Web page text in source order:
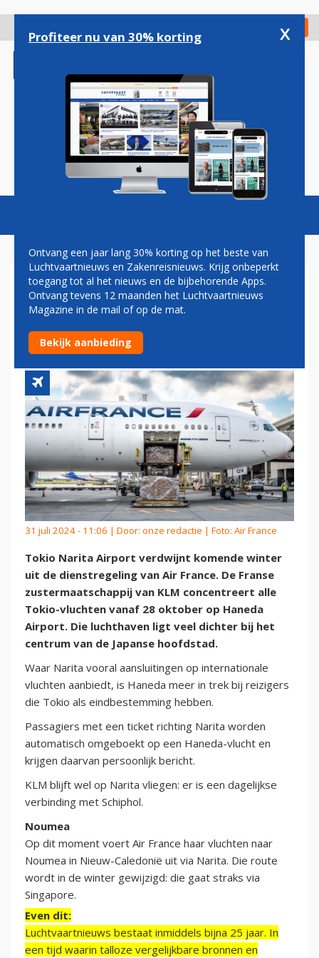
gaan
Check in
Magazine Podcasts Vacatures
AIR FRANCE STOPT MET
VLUCHTEN NAAR TOKIO
NARITA
31 juli 2024 - 11:06 | Door: onze redactie | Foto: Air France
Tokio Narita Airport verdwijnt komende winter
uit de dienstregeling van Air France. De Franse
zustermaatschappij van KLM concentreert alle
Tokio-vluchten vanaf 28 oktober op Haneda
Airport. Die luchthaven ligt veel dichter bij het
centrum van de Japanse hoofdstad.
Waar Narita vooral aansluitingen op internationale
vluchten aanbiedt, is Haneda meer in trek bij reizigers
die Tokio als eindbestemming hebben.
Passagiers met een ticket richting Narita worden
automatisch omgeboekt op een Haneda-vlucht en
krijgen daarvan persoonlijk bericht.
KLM blijft wel op Narita vliegen: er is een dagelijkse
verbinding met Schiphol.
Noumea
Op dit moment voert Air France haar vluchten naar
Noumea in Nieuw-Caledonië uit via Narita. Die route
wordt in de winter gewijzigd: die gaat straks via
Singapore.
Even dit:
Luchtvaartnieuws bestaat inmiddels bijna 25 jaar. In
een tijd waarin talloze vergelijkbare bronnen en
Profiteer nu van 30% korting x
Ontvang een jaar lang 30% korting op het beste van
Luchtvaartnieuws en Zakenreisnieuws. Krijg onbeperkt
toegang tot al het nieuws en de bijbehorende Apps.
Ontvang tevens 12 maanden het Luchtvaartnieuws
Magazine in de mail of op de mat.
Bekijk aanbieding